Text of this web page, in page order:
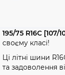
195/75 R16C [107/
своєму класі!
Ці літні шини
та задоволення